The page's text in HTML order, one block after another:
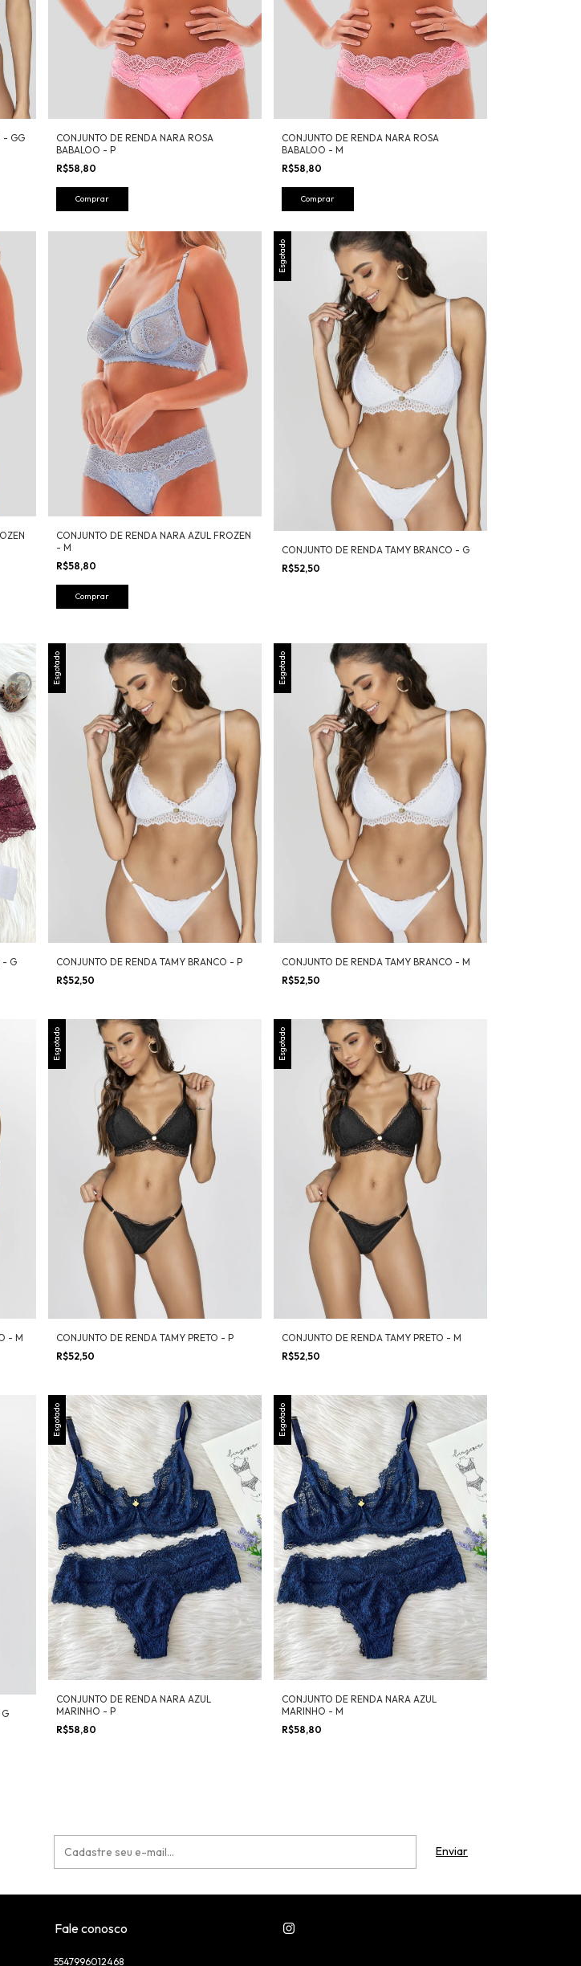
- GG
CONJUNTO DE RENDA NARA ROSA
BABALOO - P
R$58,80
Comprar
CONJUNTO DE RENDA NARA ROSA
BABALOO - M
R$58,80
Comprar
CONJUNTO DE RENDA NARA AZUL FROZEN
- M
R$58,80
Comprar
Esgotado
CONJUNTO DE RENDA TAMY BRANCO - G
R$52,50
- G
Esgotado
CONJUNTO DE RENDA TAMY BRANCO - P
R$52,50
Esgotado
CONJUNTO DE RENDA TAMY BRANCO - M
R$52,50
- M
Esgotado
CONJUNTO DE RENDA TAMY PRETO - P
R$52,50
Esgotado
CONJUNTO DE RENDA TAMY PRETO - M
R$52,50
Esgotado
CONJUNTO DE RENDA NARA AZUL
MARINHO - P
R$58,80
Esgotado
CONJUNTO DE RENDA NARA AZUL
MARINHO - M
R$58,80
Fale conosco
5547996012468